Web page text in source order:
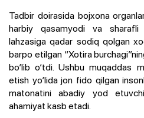
Tadbir doirasida bojxona
harbiy qasamyodi va sharafli
lahzasiga qadar sodiq qolgan
barpo etilgan “Xotira
bo‘lib o‘tdi. Ushbu muqaddas
etish yo‘lida jon fido qilgan
matonatini abadiy yod
ahamiyat kasb etadi.